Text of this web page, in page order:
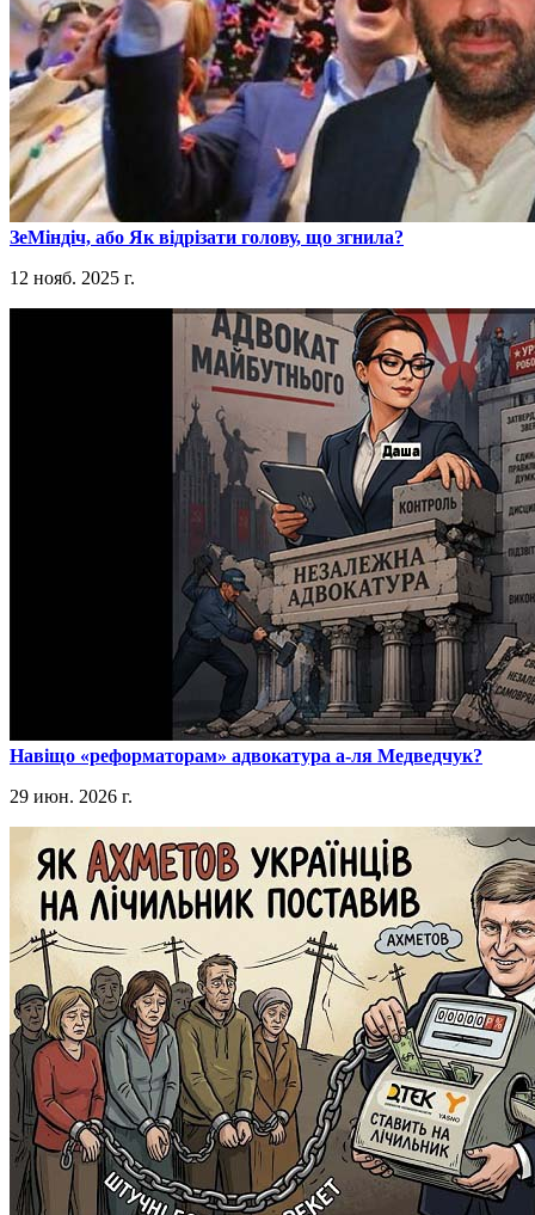
​ЗеМіндіч, або Як відрізати голову, що згнила?
12 нояб. 2025 г.
​Навіщо «реформаторам» адвокатура а-ля Медведчук?
29 июн. 2026 г.